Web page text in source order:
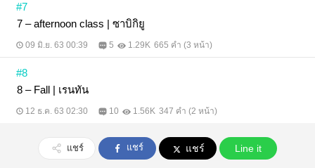
#7
7 – afternoon class | ซาบิกิยู
09 มิ.ย. 63 00:39 5 1.29K 665 คำ (3 หน้า)
#8
8 – Fall | เรนทัน
12 ธ.ค. 63 02:30 10 1.56K 347 คำ (2 หน้า)
แชร์ แชร์ แชร์ Line it